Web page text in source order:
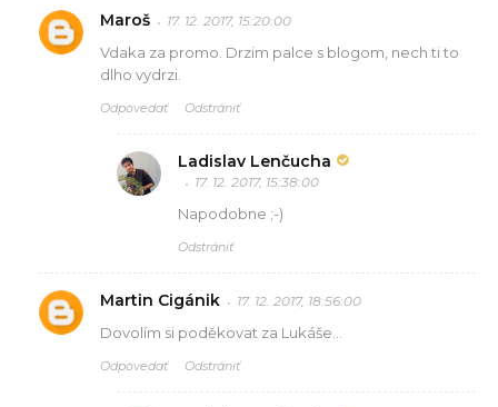
Maroš 17. 12. 2017, 15:20:00
Vdaka za promo. Drzim palce s blogom, nech ti to
dlho vydrzi.
Odpovedať Odstrániť
Ladislav Lenčucha
17. 12. 2017, 15:38:00
Napodobne ;-)
Odstrániť
Martin Cigánik 17. 12. 2017, 18:56:00
Dovolím si poděkovat za Lukáše...
Odpovedať Odstrániť